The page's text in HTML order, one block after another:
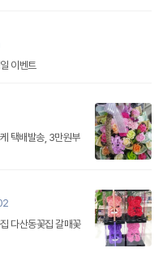
이벤트
택배발송, 3만원부
다산동꽃집 갈매꽃